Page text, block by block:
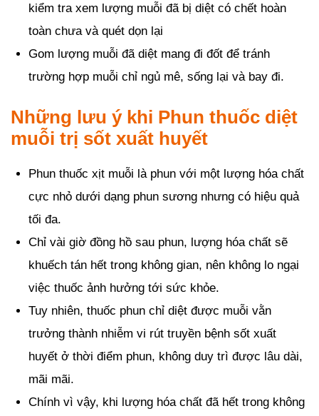
kiểm tra xem lượng muỗi đã bị diệt có chết hoàn
toàn chưa và quét dọn lại
Gom lượng muỗi đã diệt mang đi đốt để tránh
trường hợp muỗi chỉ ngủ mê, sống lại và bay đi.
Những lưu ý khi Phun thuốc diệt
muỗi trị sốt xuất huyết
Phun thuốc xịt muỗi là phun với một lượng hóa chất
cực nhỏ dưới dạng phun sương nhưng có hiệu quả
tối đa.
Chỉ vài giờ đồng hồ sau phun, lượng hóa chất sẽ
khuếch tán hết trong không gian, nên không lo ngại
việc thuốc ảnh hưởng tới sức khỏe.
Tuy nhiên, thuốc phun chỉ diệt được muỗi vằn
trưởng thành nhiễm vi rút truyền bệnh sốt xuất
huyết ở thời điểm phun, không duy trì được lâu dài,
mãi mãi.
Chính vì vậy, khi lượng hóa chất đã hết trong không